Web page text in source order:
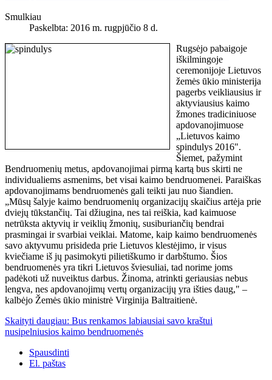
Smulkiau
Paskelbta: 2016 m. rugpjūčio 8 d.
Rugsėjo pabaigoje
iškilmingoje
ceremonijoje Lietuvos
žemės ūkio ministerija
pagerbs veikliausius ir
aktyviausius kaimo
žmones tradiciniuose
apdovanojimuose
„Lietuvos kaimo
spindulys 2016".
Šiemet, pažymint
Bendruomenių metus, apdovanojimai pirmą kartą bus skirti ne
individualiems asmenims, bet visai kaimo bendruomenei. Paraiškas
apdovanojimams bendruomenės gali teikti jau nuo šiandien.
„Mūsų šalyje kaimo bendruomenių organizacijų skaičius artėja prie
dviejų tūkstančių. Tai džiugina, nes tai reiškia, kad kaimuose
netrūksta aktyvių ir veiklių žmonių, susiburiančių bendrai
prasmingai ir svarbiai veiklai. Matome, kaip kaimo bendruomenės
savo aktyvumu prisideda prie Lietuvos klestėjimo, ir visus
kviečiame iš jų pasimokyti pilietiškumo ir darbštumo. Šios
bendruomenės yra tikri Lietuvos šviesuliai, tad norime joms
padėkoti už nuveiktus darbus. Žinoma, atrinkti geriausias nebus
lengva, nes apdovanojimų vertų organizacijų yra išties daug," –
kalbėjo Žemės ūkio ministrė Virginija Baltraitienė.
Skaityti daugiau: Bus renkamos labiausiai savo kraštui
nusipelniusios kaimo bendruomenės
Spausdinti
El. paštas